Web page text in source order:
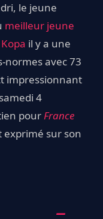
le jeune
meilleur jeune
il y a une
normes avec 73
impressionnant
4
pourFrance
exprimé sur son